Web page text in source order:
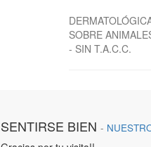
SOBRE
- SIN T.A.C.C.
SENTIRSE BIEN -